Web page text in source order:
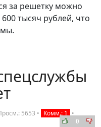
за решетку можно
тысяч рублей, что
5653 • Комм.: 1
•
0